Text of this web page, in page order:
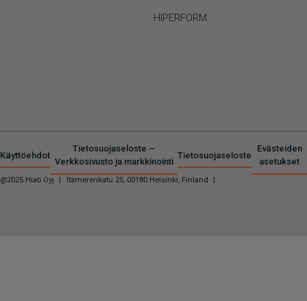
HIPERFORM
@2025 Hiab Oyj | Itämerenkatu 25, 00180 Helsinki, Finland |
Käyttöehdot
Tietosuojaseloste –
Verkkosivusto ja markkinointi
Tietosuojaseloste
Evästeiden
asetukset